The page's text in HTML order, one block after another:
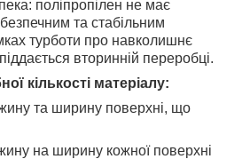
поліпропілен не має
та стабільним
турботи про навколишнє
вторинній переробці.
кількості матеріалу:
та ширину поверхні, що
на ширину кожної поверхні